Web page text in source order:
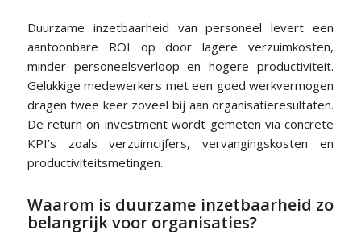
Duurzame inzetbaarheid van personeel levert een
aantoonbare ROI op door lagere verzuimkosten,
minder personeelsverloop en hogere productiviteit.
Gelukkige medewerkers met een goed werkvermogen
dragen twee keer zoveel bij aan organisatieresultaten.
De return on investment wordt gemeten via concrete
KPI’s zoals verzuimcijfers, vervangingskosten en
productiviteitsmetingen.
Waarom is duurzame inzetbaarheid zo
belangrijk voor organisaties?